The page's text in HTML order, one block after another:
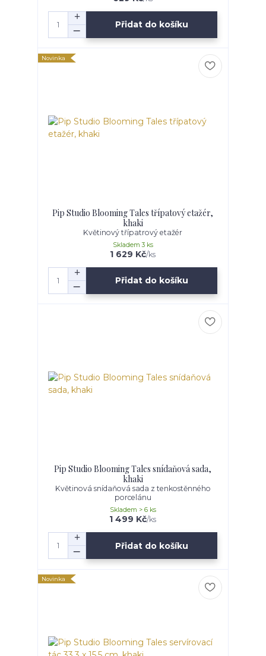
Přidat do košíku
Novinka
Pip Studio Blooming Tales třípatový etažér,
khaki
Květinový třípatrový etažér
1 629 Kč/ks
Skladem 3 ks
Přidat do košíku
Pip Studio Blooming Tales snídaňová sada,
khaki
Květinová snídaňová sada z tenkostěnného
porcelánu
1 499 Kč/ks
Skladem > 6 ks
Přidat do košíku
Novinka